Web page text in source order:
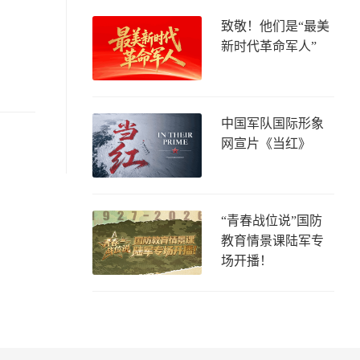
致敬！他们是“最美
新时代革命军人”
中国军队国际形象
网宣片《当红》
“青春战位说”国防
教育情景课陆军专
场开播！